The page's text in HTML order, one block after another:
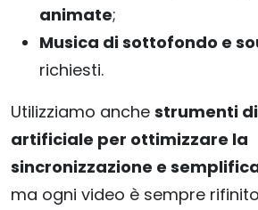
animate;
Musica di sottofondo e
richiesti.
Utilizziamo anche strumenti
artificiale per ottimizzare la
sincronizzazione e
ma ogni video è sempre